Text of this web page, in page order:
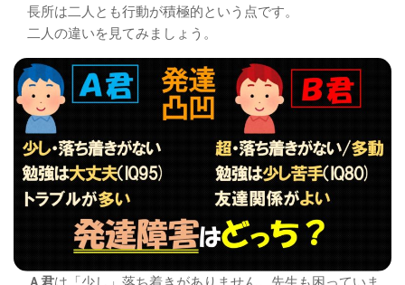
長所は二人とも行動が積極的という点です。
二人の違いを見てみましょう。